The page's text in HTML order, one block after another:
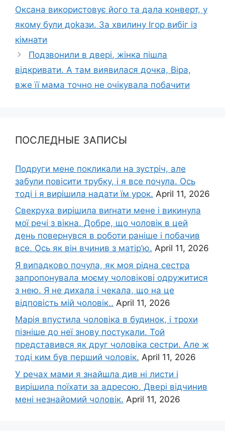
Оксана використовує його та дала конверт, у
якому були доkази. За хвилину Ігор вибіг із
кімнати
Подзвонили в двері, жінка пішла
відкривати. А там виявилася дочка, Віра,
вже її мама точно не очікувала побачити
ПОСЛЕДНЫЕ ЗАПИСЫ
Подруги мене покликали на зустріч, але
забули повісити трубку, і я все почула. Ось
тоді і я вирішила надати їм урок. April 11, 2026
Свекруха вирішила виrнати мене і викинула
мої речі з вікна. Добре, що чоловік в цей
день повернувся в роботи раніше і побачив
все. Ось як він вчинив з матір’ю. April 11, 2026
Я випадково почула, як моя рідна сестра
запропонувала моєму чоловікові одружитися
з нею. Я не дихала і чекала, що на це
відповість мій чоловік.. April 11, 2026
Марія впустила чоловіка в будинок, і трохи
пізніше до неї знову постукали. Той
представився як друг чоловіка сестри. Але ж
тоді ким був перший чоловік. April 11, 2026
У речах мами я знайшла див ні листи і
вирішила поїхати за адресою. Двері відчинив
мені незнайомий чоловік. April 11, 2026